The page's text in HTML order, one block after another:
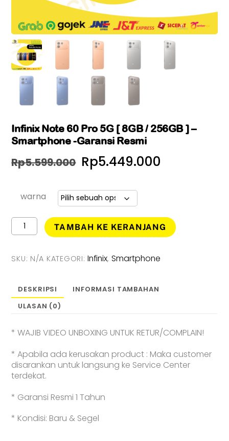
Infinix Note 60 Pro 5G [ 8GB / 256GB ] –
Smartphone -Garansi Resmi
Rp5.599.000 Harga
adalah:
Rp5.599.000.
Rp5.449.000
adalah:
warna
Kuantitas
Infinix
60
Pro
8GB
]
Smartphone
-
Garansi
TAMBAH KE KERANJANG
SKU: N/A KATEGORI:Infinix, Smartphone
DESKRIPSI
INFORMASI TAMBAHAN
ULASAN (0)
* WAJIB VIDEO UNBOXING UNTUK RETUR/COMPLAIN!
* Apabila ada kerusakan product : Maka customer
disarankan untuk langsung ke Service Center
terdekat.
* Garansi Resmi 1 Tahun
* Kondisi: Baru & Segel